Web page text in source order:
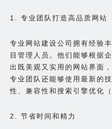
1. 专业团队打造高品质网站
专业网站建设公司拥有经验
目管理人员。他们能够根据
出既美观又实用的网站界面
专业团队还能够使用最新的
性、兼容性和搜索引擎优化（
2. 节省时间和精力